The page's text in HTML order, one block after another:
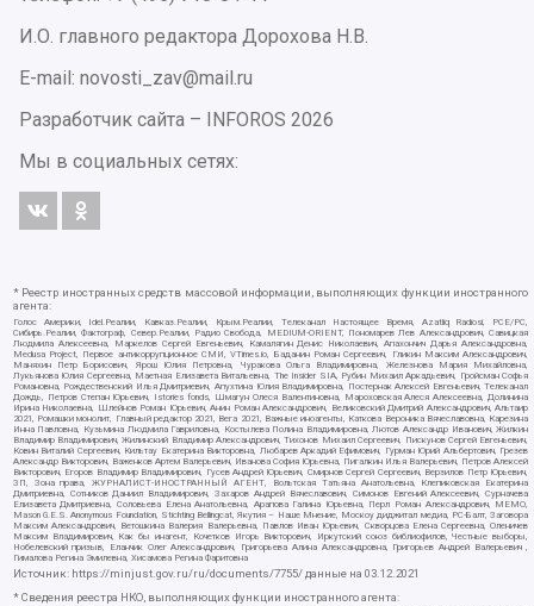
И.О. главного редактора Дорохова Н.В.
E-mail: novosti_zav@mail.ru
Разработчик сайта –
INFOROS 2026
Мы в социальных сетях:
* Реестр иностранных средств массовой информации, выполняющих функции иностранного
агента:
Голос Америки, Idel.Реалии, Кавказ.Реалии, Крым.Реалии, Телеканал Настоящее Время, Azatliq Radiosi, PCE/PC,
Сибирь.Реалии, Фактограф, Север.Реалии, Радио Свобода, MEDIUM-ORIENT, Пономарев Лев Александрович, Савицкая
Людмила Алексеевна, Маркелов Сергей Евгеньевич, Камалягин Денис Николаевич, Апахончич Дарья Александровна,
Medusa Project, Первое антикоррупционное СМИ, VTimes.io, Баданин Роман Сергеевич, Гликин Максим Александрович,
Маняхин Петр Борисович, Ярош Юлия Петровна, Чуракова Ольга Владимировна, Железнова Мария Михайловна,
Лукьянова Юлия Сергеевна, Маетная Елизавета Витальевна, The Insider SIA, Рубин Михаил Аркадьевич, Гройсман Софья
Романовна, Рождественский Илья Дмитриевич, Апухтина Юлия Владимировна, Постернак Алексей Евгеньевич, Телеканал
Дождь, Петров Степан Юрьевич, Istories fonds, Шмагун Олеся Валентиновна, Мароховская Алеся Алексеевна, Долинина
Ирина Николаевна, Шлейнов Роман Юрьевич, Анин Роман Александрович, Великовский Дмитрий Александрович, Альтаир
2021, Ромашки монолит, Главный редактор 2021, Вега 2021, Важные иноагенты, Каткова Вероника Вячеславовна, Карезина
Инна Павловна, Кузьмина Людмила Гавриловна, Костылева Полина Владимировна, Лютов Александр Иванович, Жилкин
Владимир Владимирович, Жилинский Владимир Александрович, Тихонов Михаил Сергеевич, Пискунов Сергей Евгеньевич,
Ковин Виталий Сергеевич, Кильтау Екатерина Викторовна, Любарев Аркадий Ефимович, Гурман Юрий Альбертович, Грезев
Александр Викторович, Важенков Артем Валерьевич, Иванова София Юрьевна, Пигалкин Илья Валерьевич, Петров Алексей
Викторович, Егоров Владимир Владимирович, Гусев Андрей Юрьевич, Смирнов Сергей Сергеевич, Верзилов Петр Юрьевич,
ЗП, Зона права, ЖУРНАЛИСТ-ИНОСТРАННЫЙ АГЕНТ, Вольтская Татьяна Анатольевна, Клепиковская Екатерина
Дмитриевна, Сотников Даниил Владимирович, Захаров Андрей Вячеславович, Симонов Евгений Алексеевич, Сурначева
Елизавета Дмитриевна, Соловьева Елена Анатольевна, Арапова Галина Юрьевна, Перл Роман Александрович, МЕМО,
Mason G.E.S. Anonymous Foundation, Stichting Bellingcat, Якутия – Наше Мнение, Москоу диджитал медиа, РС-Балт, Заговора
Максим Александрович, Ветошкина Валерия Валерьевна, Павлов Иван Юрьевич, Скворцова Елена Сергеевна, Оленичев
Максим Владимирович, Как бы инагент, Кочетков Игорь Викторович, Иркутский союз библиофилов, Честные выборы,
Нобелевский призыв, Еланчик Олег Александрович, Григорьева Алина Александровна, Григорьев Андрей Валерьевич ,
Гималова Регина Эмилевна, Хисамова Регина Фаритовна
Источник: https://minjust.gov.ru/ru/documents/7755/данные на 03.12.2021
* Сведения реестра НКО, выполняющих функции иностранного агента: